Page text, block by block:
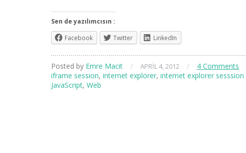
Sen de yazılımcısın :
Facebook
Twitter LinkedIn
Posted by Emre Macit / APRIL 4, 2012 / 4 Comments
iframe session, internet explorer, internet explorer sesssion
JavaScript, Web